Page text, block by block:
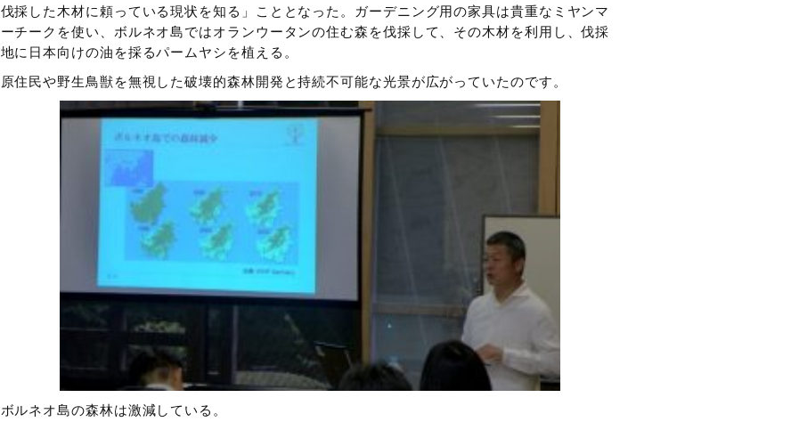
伐採した木材に頼っている現状を知る」こととなった。ガーデニング用の家具は貴重なミヤンマ
ーチークを使い、ボルネオ島ではオランウータンの住む森を伐採して、その木材を利用し、伐採
地に日本向けの油を採るパームヤシを植える。
原住民や野生鳥獣を無視した破壊的森林開発と持続不可能な光景が広がっていたのです。
ボルネオ島の森林は激減している。